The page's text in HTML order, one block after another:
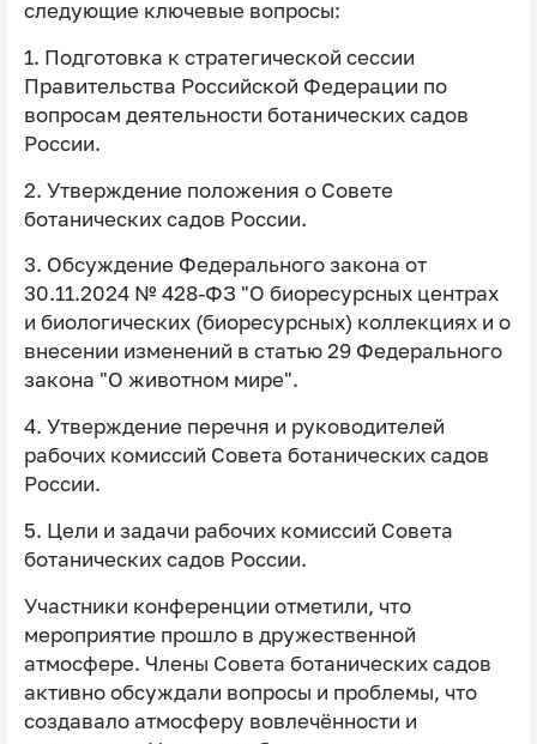
следующие ключевые вопросы:
1. Подготовка к стратегической сессии
Правительства Российской Федерации по
вопросам деятельности ботанических садов
России.
2. Утверждение положения о Совете
ботанических садов России.
3. Обсуждение Федерального закона от
30.11.2024 № 428-ФЗ "О биоресурсных центрах
и биологических (биоресурсных) коллекциях и о
внесении изменений в статью 29 Федерального
закона "О животном мире".
4. Утверждение перечня и руководителей
рабочих комиссий Совета ботанических садов
России.
5. Цели и задачи рабочих комиссий Совета
ботанических садов России.
Участники конференции отметили, что
мероприятие прошло в дружественной
атмосфере. Члены Совета ботанических садов
активно обсуждали вопросы и проблемы, что
создавало атмосферу вовлечённости и